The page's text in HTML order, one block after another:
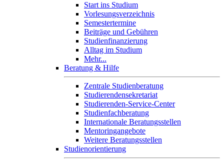
Start ins Studium
Vorlesungsverzeichnis
Semestertermine
Beiträge und Gebühren
Studienfinanzierung
Alltag im Studium
Mehr...
Beratung & Hilfe
Zentrale Studienberatung
Studierendensekretariat
Studierenden-Service-Center
Studienfachberatung
Internationale Beratungsstellen
Mentoringangebote
Weitere Beratungsstellen
Studienorientierung